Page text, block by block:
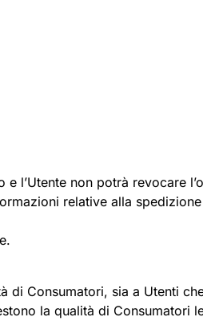
l’Utente non potrà revocare
relative alla
di Consumatori, sia a Utenti
la qualità di Consumatori